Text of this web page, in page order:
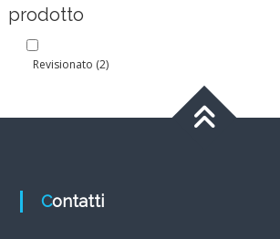
prodotto
Revisionato (2)
Contatti